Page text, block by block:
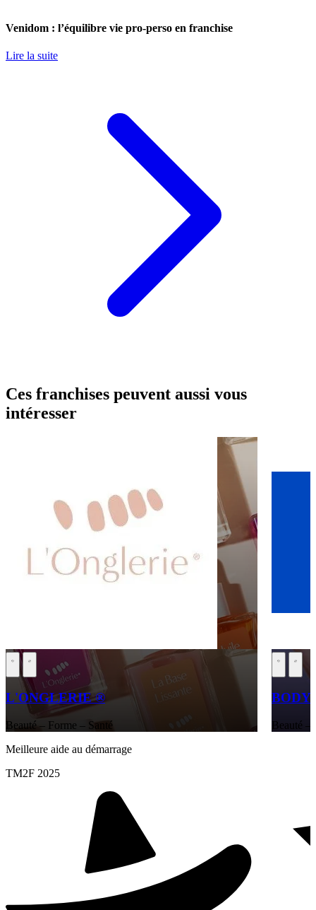
Venidom : l’équilibre vie pro-perso en franchise
Lire la suite
Ces franchises peuvent aussi vous
intéresser
L'ONGLERIE ®
Beauté – Forme – Santé
Meilleure aide au démarrage
TM2F 2025
BODY
Beauté –